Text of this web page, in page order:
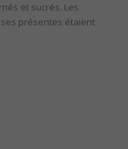
et sucrés. Les
présentes étaient